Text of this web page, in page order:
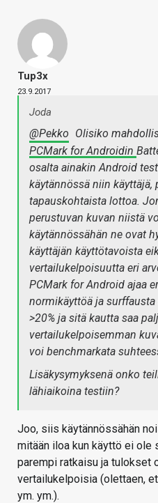
Tup3x
23.9.2017
Joda
@Pekko Olisiko
PCMark for Androidin
osalta ainakin Android
käytännössä niin käyttäjä,
tapauskohtaista lottoa.
perustuvan kuvan niistä
käytännössähän ne ovat
käyttäjän käyttötavoista
vertailukelpoisuutta eri
PCMark for Android ajaa
normikäyttöä ja
>20% ja sitä kautta saa
vertailukelpoisemman
voi benchmarkata
Lisäkysymyksenä onko
lähiaikoina testiin?
Joo, siis käytännössähän
mitään iloa kun käyttö ei ole
parempi ratkaisu ja tulokset
vertailukelpoisia (olettaen,
ym. ym.).